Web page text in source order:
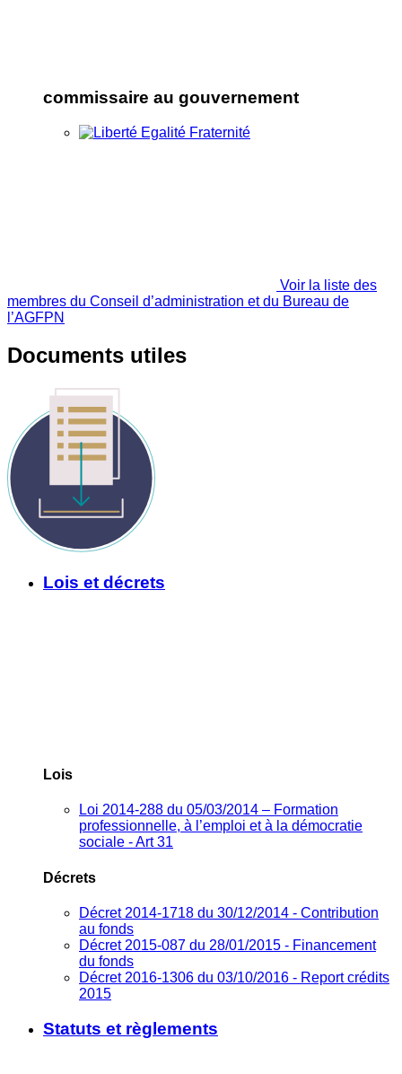
commissaire au gouvernement
Voir la liste des
membres du Conseil d’administration et du Bureau de
l’AGFPN
Documents utiles
Lois et décrets
Lois
Loi 2014-288 du 05/03/2014 – Formation
professionnelle, à l’emploi et à la démocratie
sociale - Art 31
Décrets
Décret 2014-1718 du 30/12/2014 - Contribution
au fonds
Décret 2015-087 du 28/01/2015 - Financement
du fonds
Décret 2016-1306 du 03/10/2016 - Report crédits
2015
Statuts et règlements